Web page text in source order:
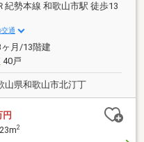
紀勢本線 和歌山市駅 徒歩13
通
月/13階建
40戸
山県和歌山市北汀丁
円
2